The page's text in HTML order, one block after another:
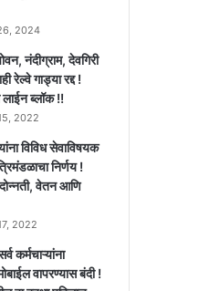
2024
नंदीग्राम, देवगिरी
रेल्वे गाड्या रद्द !
ब्लॉक !!
2022
विविध सेवाविषयक
निर्णय !
वेतन आणि
2022
कर्मचाऱ्यांना
वापरण्यास बंदी !